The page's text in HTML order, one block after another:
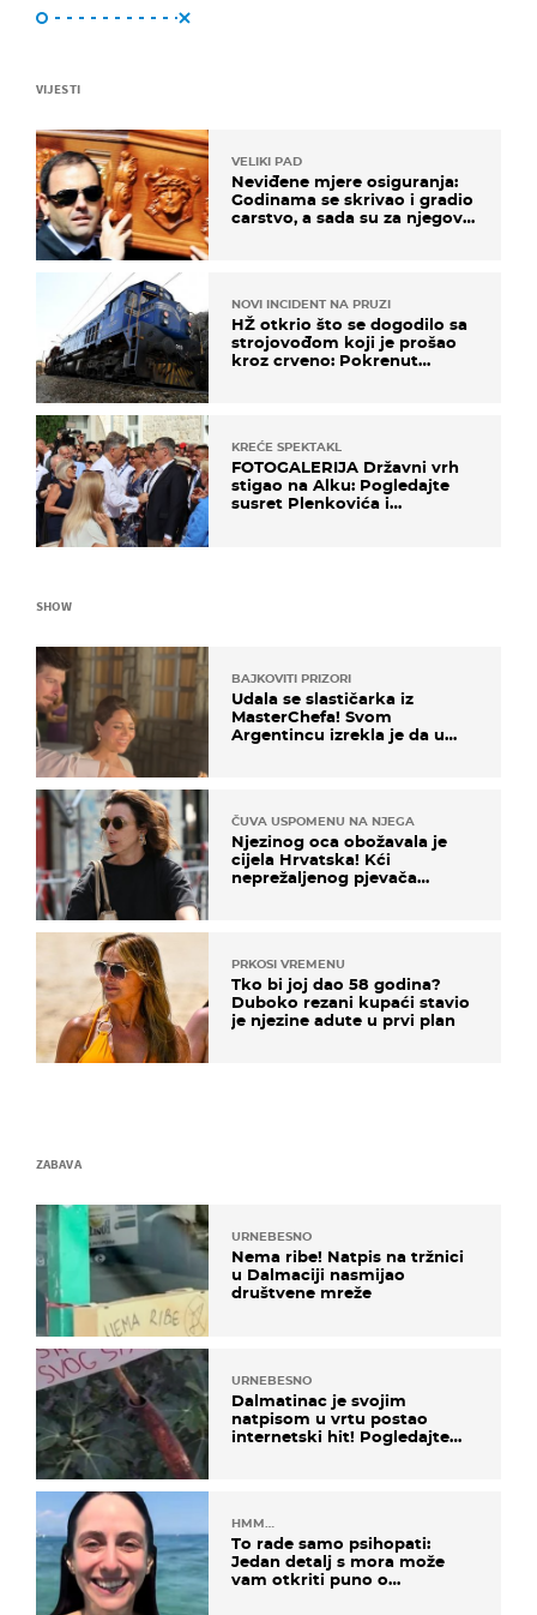
VIJESTI
VELIKI PAD
Neviđene mjere osiguranja:
Godinama se skrivao i gradio
carstvo, a sada su za njegovo
NOVI INCIDENT NA PRUZI
HŽ otkrio što se dogodilo sa
strojovođom koji je prošao
kroz crveno: Pokrenut
KREĆE SPEKTAKL
FOTOGALERIJA Državni vrh
stigao na Alku: Pogledajte
susret Plenkovića i
SHOW
BAJKOVITI PRIZORI
Udala se slastičarka iz
MasterChefa! Svom
Argentincu izrekla je da u
ČUVA USPOMENU NA NJEGA
Njezinog oca obožavala je
cijela Hrvatska! Kći
neprežaljenog pjevača
PRKOSI VREMENU
Tko bi joj dao 58 godina?
Duboko rezani kupaći stavio
je njezine adute u prvi plan
ZABAVA
URNEBESNO
Nema ribe! Natpis na tržnici
u Dalmaciji nasmijao
društvene mreže
URNEBESNO
Dalmatinac je svojim
natpisom u vrtu postao
internetski hit! Pogledajte
HMM…
To rade samo psihopati:
Jedan detalj s mora može
vam otkriti puno o